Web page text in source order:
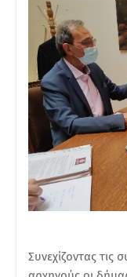
Συνεχίζοντας τις